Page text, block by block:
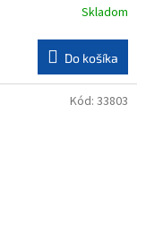
Skladom
Do košíka
Kód: 33803